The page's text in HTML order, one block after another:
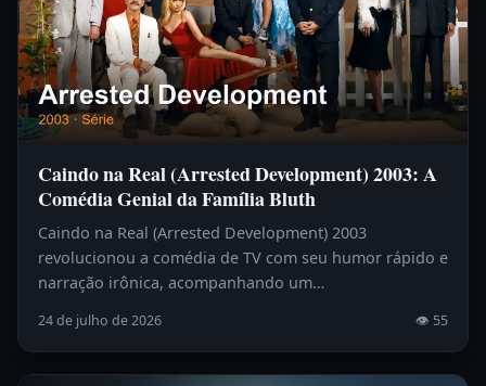
Caindo na Real (Arrested Development) 2003: A
Comédia Genial da Família Bluth
Caindo na Real (Arrested Development) 2003
revolucionou a comédia de TV com seu humor rápido e
narração irônica, acompanhando um…
24 de julho de 2026 👁 55